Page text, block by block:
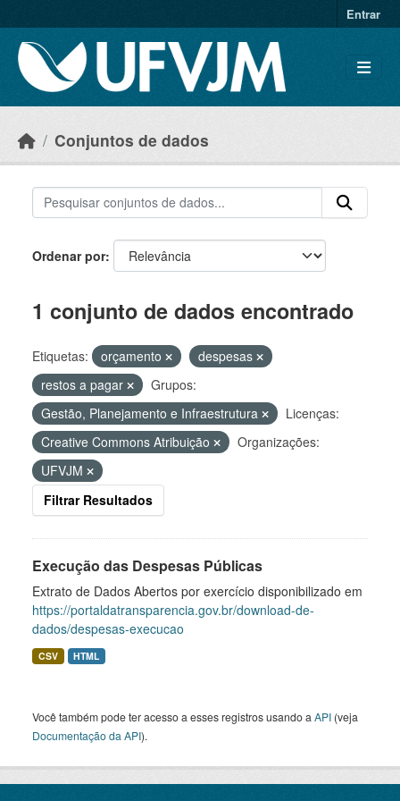
Entrar
Conjuntos de dados
Ordenar por
1 conjunto de dados encontrado
Etiquetas: orçamento
despesas
restos a pagar
Grupos:
Gestão, Planejamento e Infraestrutura
Licenças:
Creative Commons Atribuição
Organizações:
UFVJM
Filtrar Resultados
Execução das Despesas Públicas
Extrato de Dados Abertos por exercício disponibilizado em
https://portaldatransparencia.gov.br/download-de-
dados/despesas-execucao
CSV HTML
Você também pode ter acesso a esses registros usando a API (veja
Documentação da API).